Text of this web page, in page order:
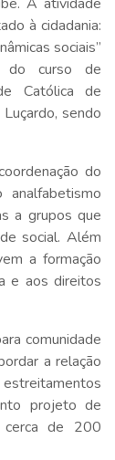
à cidadania:
sociais”
do curso de
Católica de
sendo
do
a grupos que
social. Além
a formação
e aos direitos
comunidade
a relação
projeto de
de 200